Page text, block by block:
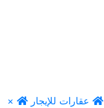
×
عقارات للإيجار